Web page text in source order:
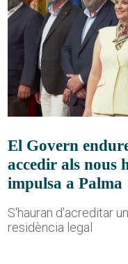
El Govern
accedir als nous
impulsa a Palma
S'hauran d'acreditar
residència legal